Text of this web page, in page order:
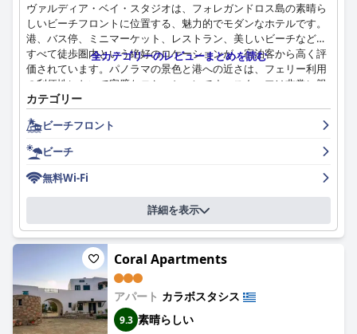
ヴァルディア・ベイ・スタジオは、フォレガンドロス島の素晴ら
しいビーチフロントに位置する、魅力的でモダンなホテルです。
港、バス停、ミニマーケット、レストラン、美しいビーチなど、
すべて徒歩圏内という絶好のロケーションが、宿泊客から高く評
価されています。パノラマの景色と港への近さは、フェリー利用
の利便性において完璧なロケーションです。スタッフは非常に親
切でフレンドリーで、マネージャーはすべてを素晴らしい仕事ぶ
りで運営しています。客室は広々としており、設備も整ってお
り、魅力的な家具が配置され、バルコニーとテラスからは湾また
はヴァルディアビーチの素晴らしい景色を眺めることができま
す。ホテルは清潔で、毎日の清掃サービスと快適でモダンなバス
ルームが備わっています。朝食はギリシャで最高のものの1つ
めます。ホテルでは、多くの人が素晴らしいと評する無料のWiFi
サービスも提供しています。一部の宿泊客はWiFiで問題があった
と報告していますが、ほとんどの宿泊客は滞在中、中断のないイ
ンターネットサービスを楽しんでいます。フェリーに乗って探索
するのに最適なロケーションで、すぐそばに素敵なスイミングス
ポットがあるのも嬉しいポイントです。全体として、ヴァルディ
ア・ベイ・スタジオは、美しい景色、フレンドリーなスタッフ、
そして素晴らしいロケーションを提供する、快適で便利なホテル
をお探しの方に最適です。
全カテゴリーのレビューまとめを読む
カテゴリー
ビーチフロント
ビーチ
無料Wi-Fi
詳細を表示
Coral Apartments
アパート カラボスタシス
9.3 素晴らしい